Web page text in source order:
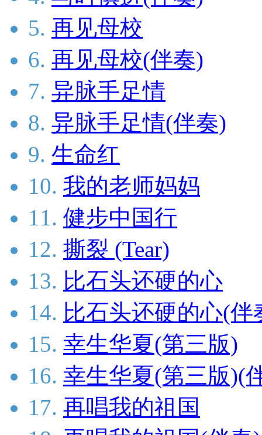
5. 再见母校
6. 再见母校(伴奏)
7. 异脉手足情
8. 异脉手足情(伴奏)
9. 生命红
10. 我的老师妈妈
11. 健步中国行
12. 撕裂 (Tear)
13. 比石头还硬的心
14. 比石头还硬的心(伴
15. 幸生华夏(第三版)
16. 幸生华夏(第三版)(
17. 再唱我的祖国